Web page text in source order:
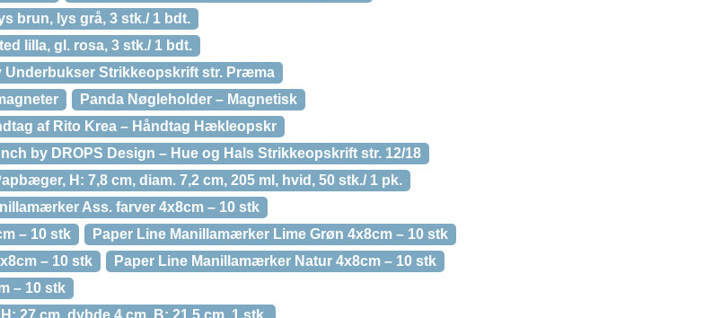
brun, lys grå, 3 stk./ 1 bdt.
lilla, gl. rosa, 3 stk./ 1 bdt.
Underbukser Strikkeopskrift str. Præma
Panda Nøgleholder – Magnetisk
af Rito Krea – Håndtag Hækleopskr
by DROPS Design – Hue og Hals Strikkeopskrift str. 12/18
H: 7,8 cm, diam. 7,2 cm, 205 ml, hvid, 50 stk./ 1 pk.
Ass. farver 4x8cm – 10 stk
– 10 stk
Paper Line Manillamærker Lime Grøn 4x8cm – 10 stk
– 10 stk
Paper Line Manillamærker Natur 4x8cm – 10 stk
– 10 stk
27 cm, dybde 4 cm, B: 21,5 cm, 1 stk.